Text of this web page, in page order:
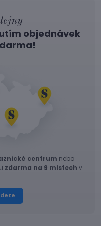
objednávek
centrum nebo
zdarma na 9 místech v